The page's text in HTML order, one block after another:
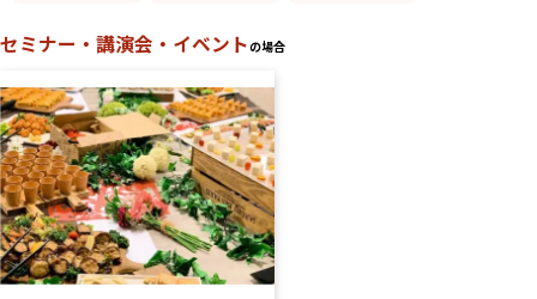
セミナー・講演会・イベントの場合